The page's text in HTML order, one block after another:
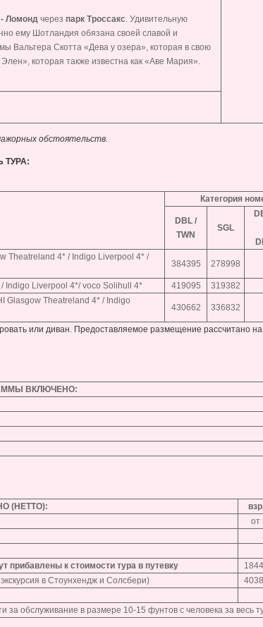
Ломонд через парк Троссакс. Удивительную
ему Шотландия обязана своей славой и
Вальтера Скотта «Дева у озера», которая в свою
которая также известна как «Аве Мария».
обстоятельств.
ТУРА:
Категория
DBL /
TWN
SGL
Theatreland 4* / Indigo Liverpool 4* /
384395 278998
Indigo Liverpool 4*/ voco Solihull 4* 419095 319382
Glasgow Theatreland 4* / Indigo
430662 336832
или диван. Предоставляемое размещение рассчитано
ВКЛЮЧЕНО:
(НЕТТО):
от
прибавлены к стоимости тура в путевку
в Стоунхендж и Солсбери)
за обслуживание в размере 10-15 фунтов с человека за весь